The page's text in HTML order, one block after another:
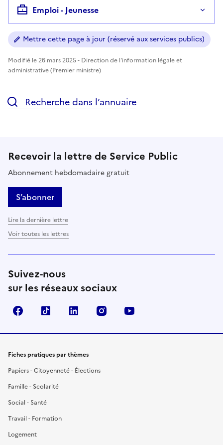
Emploi - Jeunesse
Mettre cette page à jour (réservé aux services publics)
Modifié le 26 mars 2025 - Direction de l'information légale et
administrative (Premier ministre)
Recherche dans l’annuaire
Recevoir la lettre de Service Public
Abonnement hebdomadaire gratuit
S’abonner
Lire la dernière lettre
Voir toutes les lettres
Suivez-nous
sur les réseaux sociaux
FacebookTikTok LinkedIn Instagram
Fiches pratiques par thèmes
Papiers - Citoyenneté - Élections
Famille - Scolarité
Social - Santé
Travail - Formation
Logement